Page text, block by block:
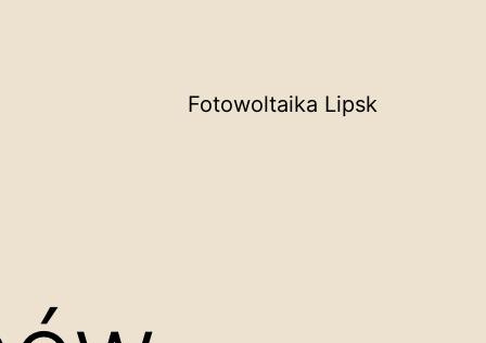
Fotowoltaika Lipsk